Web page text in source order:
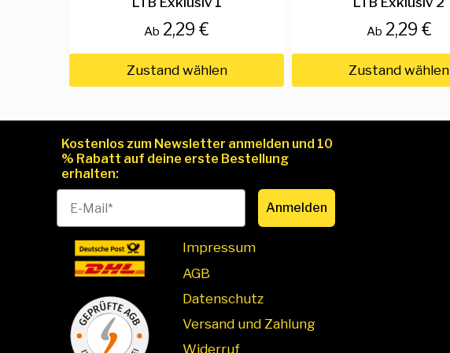
Ab 2,29 €
Zustand wählen
Ab 2,29 €
Zustand wählen
Kostenlos zum Newsletter anmelden und 10
% Rabatt auf deine erste Bestellung
erhalten:
Anmelden
Impressum
AGB
Datenschutz
Versand und Zahlung
Widerruf